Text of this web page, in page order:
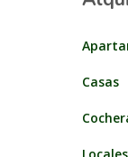
Casas